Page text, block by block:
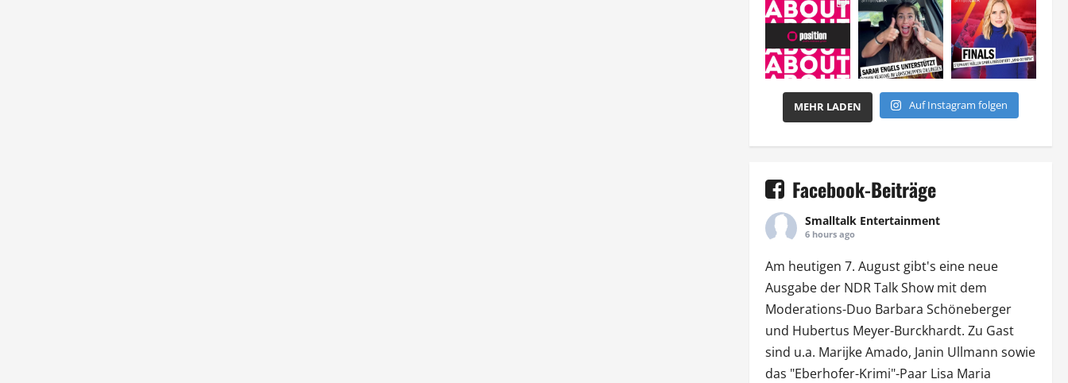
MEHR LADEN Auf Instagram folgen
Facebook-Beiträge
Smalltalk Entertainment
6 hours ago
Am heutigen 7. August gibt's eine neue
Ausgabe der NDR Talk Showmit dem
Moderations-Duo Barbara Schöneberger
und Hubertus Meyer-Burckhardt. Zu Gast
sind u.a. Marijke Amado, Janin Ullmann sowie
das "Eberhofer-Krimi"-Paar Lisa Maria